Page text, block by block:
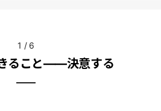
1 / 6
ること――決意する